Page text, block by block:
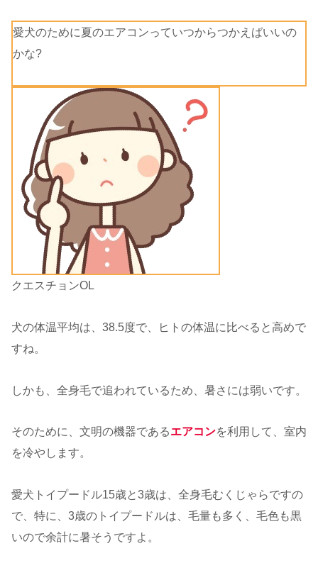
愛犬のために夏のエアコンっていつからつかえばいいの
かな?
クエスチョンOL
犬の体温平均は、38.5度で、ヒトの体温に比べると高めで
すね。
しかも、全身毛で追われているため、暑さには弱いです。
そのために、文明の機器であるエアコンを利用して、室内
を冷やします。
愛犬トイプードル15歳と3歳は、全身毛むくじゃらですの
で、特に、3歳のトイプードルは、毛量も多く、毛色も黒
いので余計に暑そうですよ。